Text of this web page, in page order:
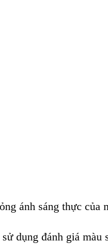
ánh sáng thực của
dụng đánh giá màu